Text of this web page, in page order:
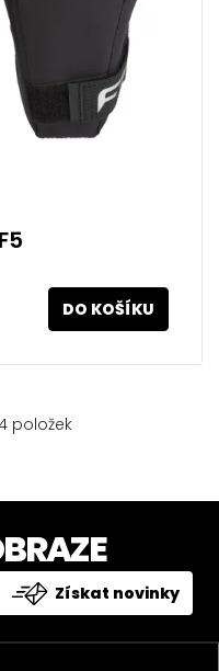
DO KOŠÍKU
položek
Získat novinky